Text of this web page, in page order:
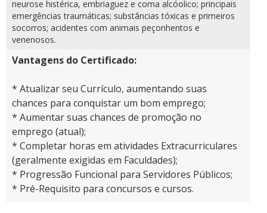
neurose histérica, embriaguez e coma alcóolico; principais
emergências traumáticas; substâncias tóxicas e primeiros
socorros; acidentes com animais peçonhentos e
venenosos.
Vantagens do Certificado:
* Atualizar seu Currículo, aumentando suas
chances para conquistar um bom emprego;
* Aumentar suas chances de promoção no
emprego (atual);
* Completar horas em atividades Extracurriculares
(geralmente exigidas em Faculdades);
* Progressão Funcional para Servidores Públicos;
* Pré-Requisito para concursos e cursos.